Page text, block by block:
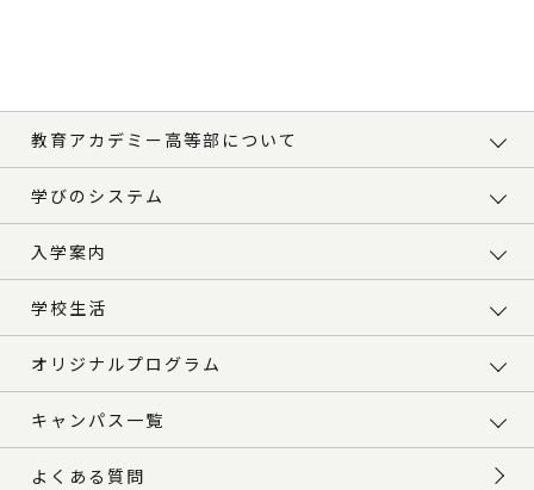
教育アカデミー高等部について
学びのシステム
入学案内
学校生活
オリジナルプログラム
キャンパス一覧
よくある質問